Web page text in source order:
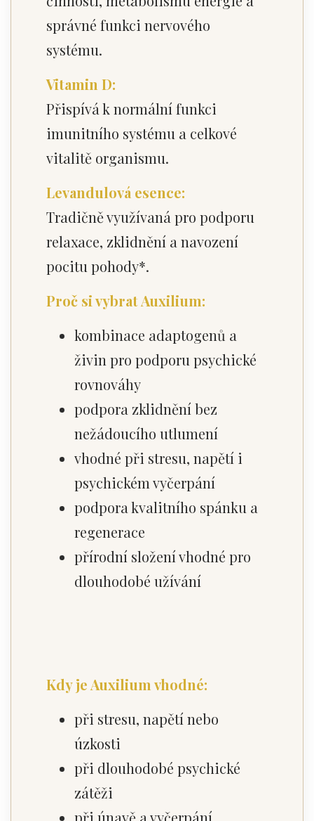
správné funkci nervového
systému.
Vitamin D:
Přispívá k normální funkci
imunitního systému a celkové
vitalitě organismu.
Levandulová esence:
Tradičně využívaná pro podporu
relaxace, zklidnění a navození
pocitu pohody*.
Proč si vybrat Auxilium:
kombinace adaptogenů a
živin pro podporu psychické
rovnováhy
podpora zklidnění bez
nežádoucího utlumení
vhodné při stresu, napětí i
psychickém vyčerpání
podpora kvalitního spánku a
regenerace
přírodní složení vhodné pro
dlouhodobé užívání
Kdy je Auxilium vhodné:
při stresu, napětí nebo
úzkosti
při dlouhodobé psychické
zátěži
při únavě a vyčerpání